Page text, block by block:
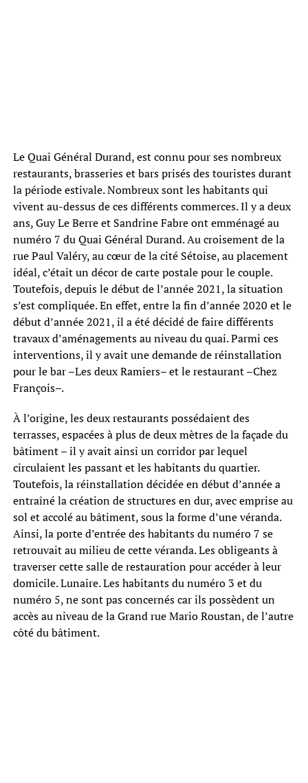
Le Quai Général Durand, est connu pour ses nombreux
restaurants, brasseries et bars prisés des touristes durant
la période estivale. Nombreux sont les habitants qui
vivent au-dessus de ces différents commerces. Il y a deux
ans, Guy Le Berre et Sandrine Fabre ont emménagé au
numéro 7 du Quai Général Durand. Au croisement de la
rue Paul Valéry, au cœur de la cité Sétoise, au placement
idéal, c’était un décor de carte postale pour le couple.
Toutefois, depuis le début de l’année 2021, la situation
s’est compliquée. En effet, entre la fin d’année 2020 et le
début d’année 2021, il a été décidé de faire différents
travaux d’aménagements au niveau du quai. Parmi ces
interventions, il y avait une demande de réinstallation
pour le bar –Les deux Ramiers– et le restaurant –Chez
François–.
À l’origine, les deux restaurants possédaient des
terrasses, espacées à plus de deux mètres de la façade du
bâtiment – il y avait ainsi un corridor par lequel
circulaient les passant et les habitants du quartier.
Toutefois, la réinstallation décidée en début d’année a
entraîné la création de structures en dur, avec emprise au
sol et accolé au bâtiment, sous la forme d’une véranda.
Ainsi, la porte d’entrée des habitants du numéro 7 se
retrouvait au milieu de cette véranda. Les obligeants à
traverser cette salle de restauration pour accéder à leur
domicile. Lunaire. Les habitants du numéro 3 et du
numéro 5, ne sont pas concernés car ils possèdent un
accès au niveau de la Grand rue Mario Roustan, de l’autre
côté du bâtiment.